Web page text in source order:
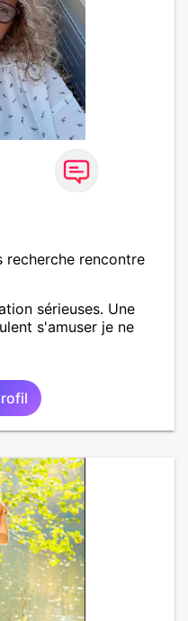
recherche rencontre
sérieuses. Une
s'amuser je ne